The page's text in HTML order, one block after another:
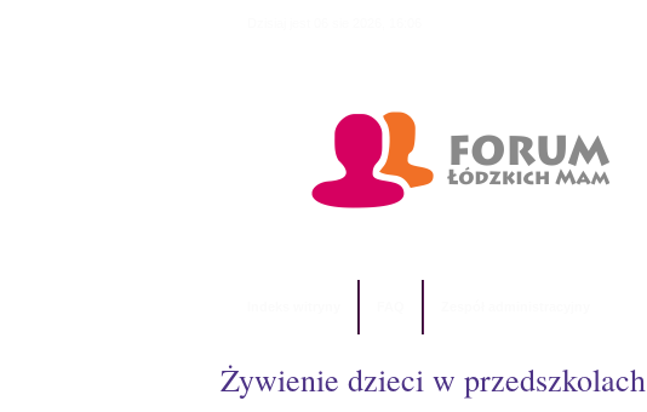
Żywienie dzieci w przedszkolach